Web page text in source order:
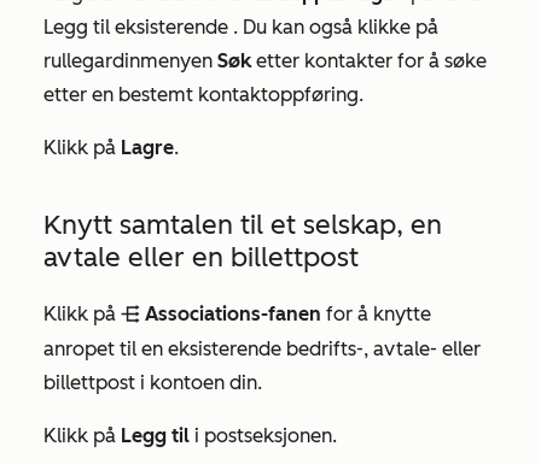
Legg til eksisterende . Du kan også klikke på
rullegardinmenyen Søketter kontakter for å søke
etter en bestemt kontaktoppføring.
Klikk på Lagre.
Knytt samtalen til et selskap, en
avtale eller en billettpost
Klikk på objectAssociations Associations-fanen for å knytte
anropet til en eksisterende bedrifts-, avtale- eller
billettpost i kontoen din.
Klikk på Legg til i postseksjonen.